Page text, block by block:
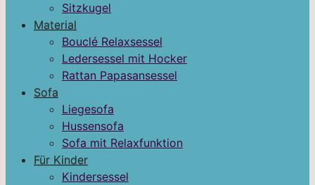
Sitzkugel
Material
Bouclé Relaxsessel
Ledersessel mit Hocker
Rattan Papasansessel
Sofa
Liegesofa
Hussensofa
Sofa mit Relaxfunktion
Für Kinder
Kindersessel